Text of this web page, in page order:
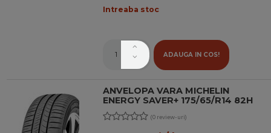
Intreaba stoc
ADAUGA IN COS!
ANVELOPA VARA MICHELIN
ENERGY SAVER+ 175/65/R14 82H
(0 review-uri)